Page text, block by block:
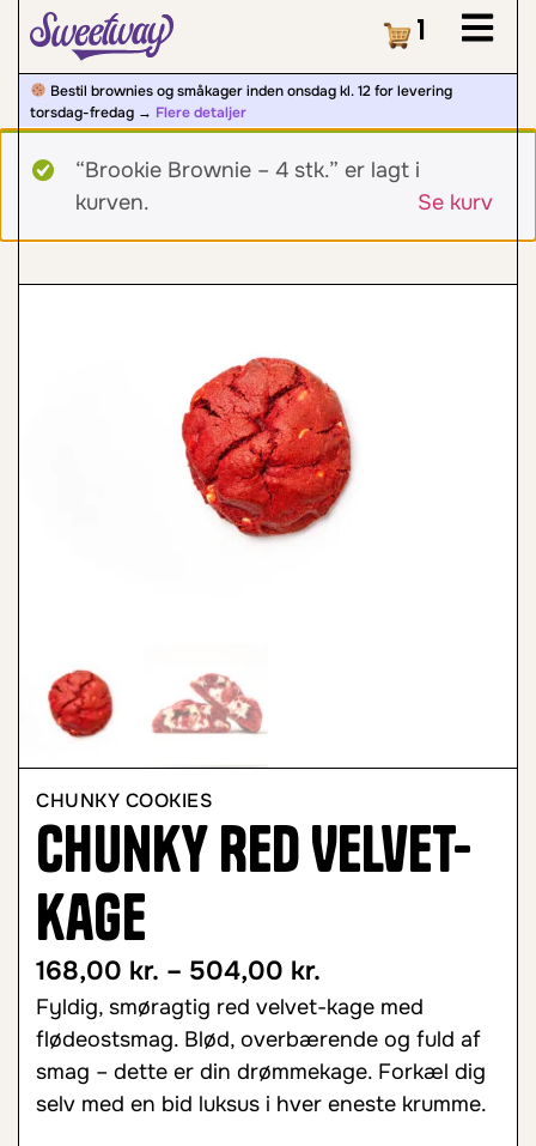
Kurv
1
Bestil brownies og småkager inden onsdag kl. 12 for levering
torsdag-fredag ​​→ Flere detaljer
“Brookie Brownie – 4 stk.” er lagt i
kurven.
Se kurv
CHUNKY COOKIES
Chunky Red Velvet-
kage
168,00 kr. – 504,00 kr.
Fyldig, smøragtig red velvet-kage med
flødeostsmag. Blød, overbærende og fuld af
smag – dette er din drømmekage. Forkæl dig
selv med en bid luksus i hver eneste krumme.